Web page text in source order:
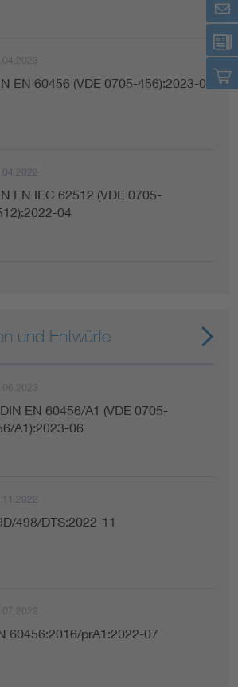
EN 60456 (VDE 0705-456):2023-04
EN IEC 62512 (VDE 0705-
04
und Entwürfe
EN 60456/A1 (VDE 0705-
A1):2023-06
498/DTS:2022-11
60456:2016/prA1:2022-07